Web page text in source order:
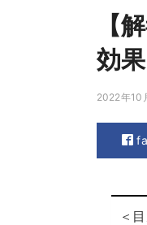
【
効
2022年10
＜